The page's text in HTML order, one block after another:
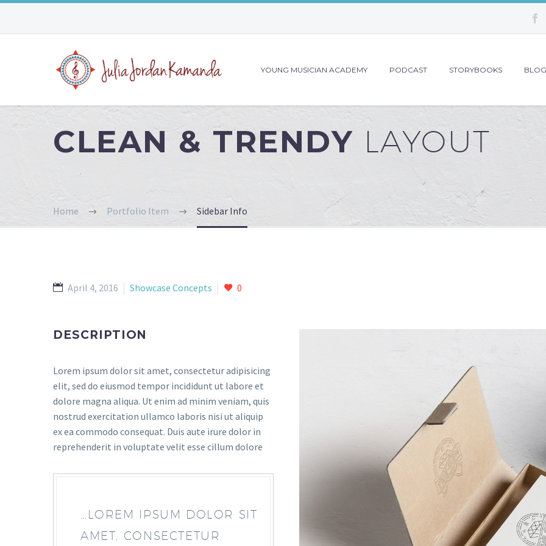
YOUNG MUSICIAN ACADEMY PODCAST STORYBOOKS BLOG
CLEAN & TRENDY LAYOUT
Home Portfolio Item Sidebar Info
April 4, 2016 Showcase Concepts 0
DESCRIPTION
Lorem ipsum dolor sit amet, consectetur adipisicing
elit, sed do eiusmod tempor incididunt ut labore et
dolore magna aliqua. Ut enim ad minim veniam, quis
nostrud exercitation ullamco laboris nisi ut aliquip
ex ea commodo consequat. Duis aute irure dolor in
reprehenderit in voluptate velit esse cillum dolore
…LOREM IPSUM DOLOR SIT
AMET, CONSECTETUR